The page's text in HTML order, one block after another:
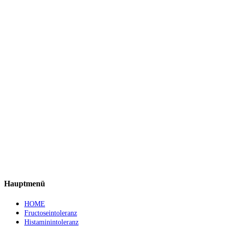
Hauptmenü
HOME
Fructoseintoleranz
Histaminintoleranz